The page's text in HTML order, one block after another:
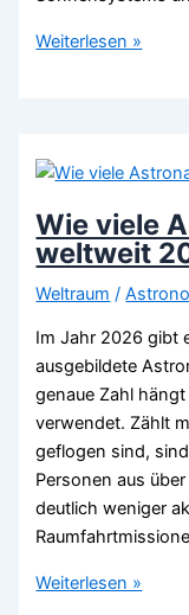
Seltene
Weiterlesen »
Wie viele
weltweit
Weltraum /
Im Jahr 2026 gibt
ausgebildete
genaue Zahl
verwendet. Zählt
geflogen sind,
Personen aus
deutlich weniger
Wie
Weiterlesen »